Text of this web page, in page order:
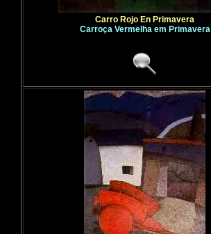
Carro Rojo En Primavera
Carroça Vermelha em Primavera